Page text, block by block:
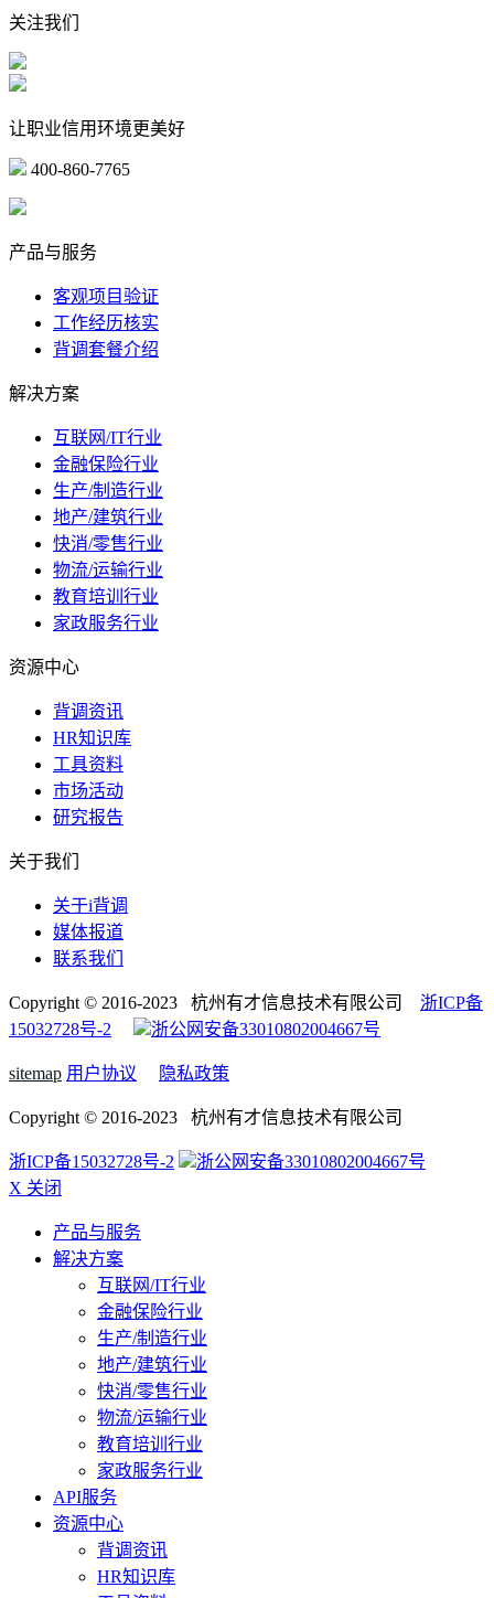
关注我们
让职业信用环境更美好
400-860-7765
产品与服务
客观项目验证
工作经历核实
背调套餐介绍
解决方案
互联网/IT行业
金融保险行业
生产/制造行业
地产/建筑行业
快消/零售行业
物流/运输行业
教育培训行业
家政服务行业
资源中心
背调资讯
HR知识库
工具资料
市场活动
研究报告
关于我们
关于i背调
媒体报道
联系我们
Copyright © 2016-2023 杭州有才信息技术有限公司 浙ICP备
15032728号-2
浙公网安备33010802004667号
sitemap 用户协议 隐私政策
Copyright © 2016-2023 杭州有才信息技术有限公司
浙ICP备15032728号-2
浙公网安备33010802004667号
X 关闭
产品与服务
解决方案
互联网/IT行业
金融保险行业
生产/制造行业
地产/建筑行业
快消/零售行业
物流/运输行业
教育培训行业
家政服务行业
API服务
资源中心
背调资讯
HR知识库